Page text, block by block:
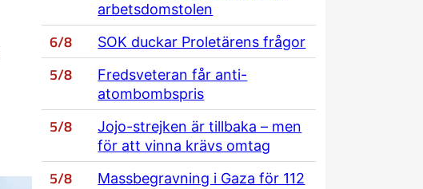
arbetsdomstolen
6/8 SOK duckar Proletärens frågor
5/8
Fredsveteran får anti-
atombombspris
5/8
Jojo-strejken är tillbaka – men
för att vinna krävs omtag
5/8
Massbegravning i Gaza för 112